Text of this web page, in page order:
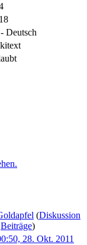
Deutsch
(Diskussion
Beiträge)
28. Okt. 2011